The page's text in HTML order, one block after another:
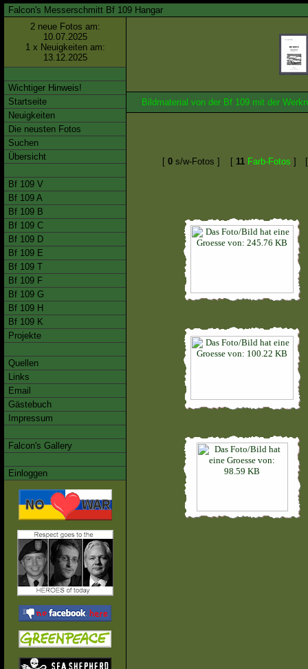
Falcon's Messerschmitt Bf 109 Hangar
2 neue Fotos am:
10.07.2025
1 x Neuigkeiten am:
13.12.2025
Wichtiger Hinweis!
Startseite
Neuigkeiten
Die neusten Fotos
Suchen
Übersicht
Bf 109 V
Bf 109 A
Bf 109 B
Bf 109 C
Bf 109 D
Bf 109 E
Bf 109 T
Bf 109 F
Bf 109 G
Bf 109 H
Bf 109 K
Projekte
Quellen
Links
Email
Gästebuch
Impressum
Falcon's Gallery
Einloggen
Bildmaterial von der Bf 109 mit der
[ 0 s/w-Fotos ] [ 11 Farb-Fotos ]